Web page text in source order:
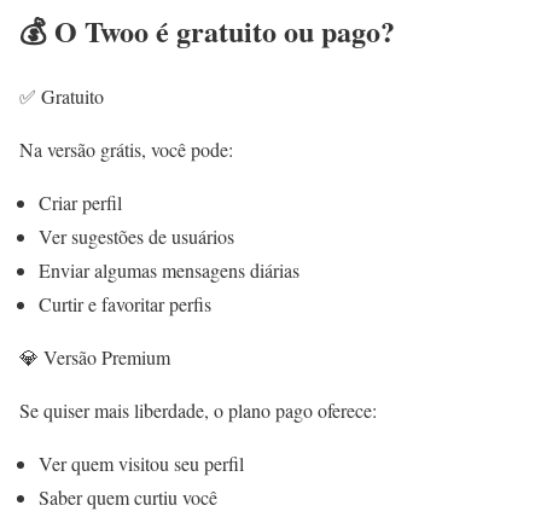
💰 O Twoo é gratuito ou pago?
✅ Gratuito
Na versão grátis, você pode:
Criar perfil
Ver sugestões de usuários
Enviar algumas mensagens diárias
Curtir e favoritar perfis
💎 Versão Premium
Se quiser mais liberdade, o plano pago oferece:
Ver quem visitou seu perfil
Saber quem curtiu você